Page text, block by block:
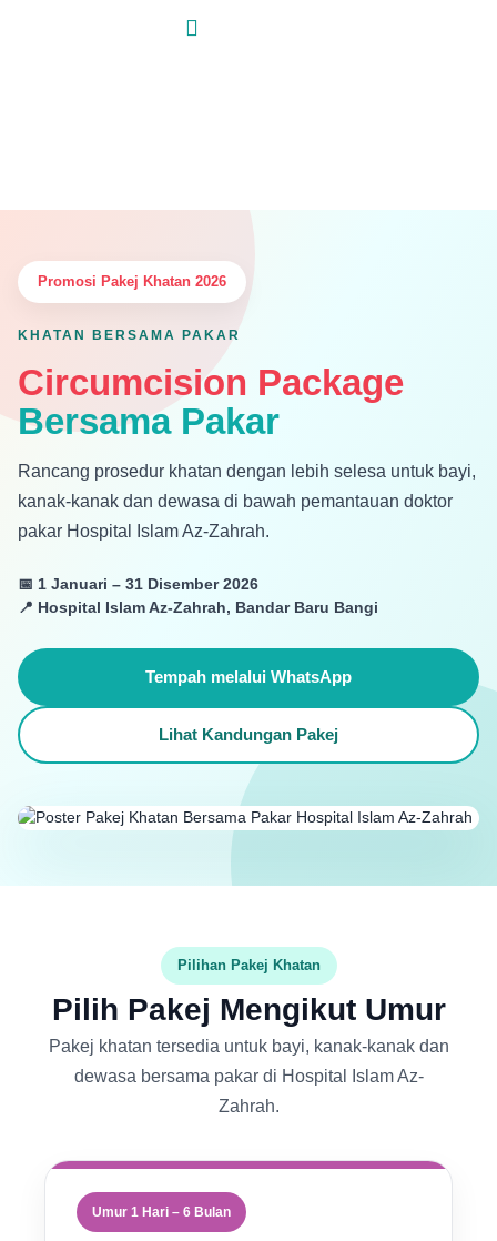
Promosi Pakej Khatan 2026
KHATAN BERSAMA PAKAR
Circumcision Package
Bersama Pakar
Rancang prosedur khatan dengan lebih selesa untuk bayi,
kanak-kanak dan dewasa di bawah pemantauan doktor
pakar Hospital Islam Az-Zahrah.
📅 1 Januari – 31 Disember 2026
📍 Hospital Islam Az-Zahrah, Bandar Baru Bangi
Tempah melalui WhatsApp
Lihat Kandungan Pakej
Pilihan Pakej Khatan
Pilih Pakej Mengikut Umur
Pakej khatan tersedia untuk bayi, kanak-kanak dan
dewasa bersama pakar di Hospital Islam Az-
Zahrah.
Umur 1 Hari – 6 Bulan